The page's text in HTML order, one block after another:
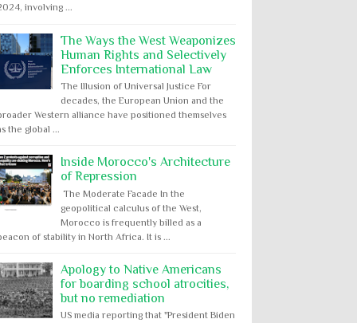
involving ...
The Ways the West Weaponizes
Human Rights and Selectively
Enforces International Law
The Illusion of Universal Justice For
decades, the European Union and the
Western alliance have positioned themselves
the global ...
Inside Morocco's Architecture
of Repression
The Moderate Facade In the
geopolitical calculus of the West,
Morocco is frequently billed as a
of stability in North Africa. It is ...
Apology to Native Americans
for boarding school atrocities,
but no remediation
US media reporting that "President Biden